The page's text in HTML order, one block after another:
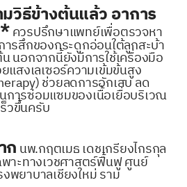
ธีข้างต้นแล้ว อาการ
ควรปรึกษาแพทย์เพื่อตรวจหา
ารสึกของกระดูกอ่อนใต้ลูกสะบ้า
นอกจากนี้ยังมีการใช้เครื่องมือ
สงเลเซอร์ความเข้มข้นสูง
ช่วยลดการอักเสบ ลด
การซ่อมแซมของเนื้อเยื่อบริเวณ
วขึ้นครับ
ก นพ.กฤตเมธ เดชเกรียงไกรกุล
าะทางเวชศาสตร์ฟื้นฟู ศูนย์
พยาบาลเชียงใหม่ ราม